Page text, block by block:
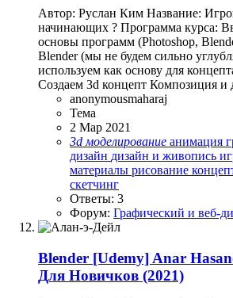
Автор: Руслан Ким Название:
начинающих ? Программа курса:
основы программ (Photoshop,
Blender (мы не будем сильно
используем как основу для
Создаем 3d концепт Композиция и
anonymousmaharaj
Тема
2 Мар 2021
3d моделирование анимация
дизайн дизайн и живопись
материалы рисование
скетчинг
Ответы: 3
Форум: Графический и веб-
Blender [Udemy] Anar
Для Новичков (2021)